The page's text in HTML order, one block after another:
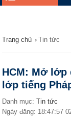
Trang chủ › Tin tức
HCM: Mở lớp
lớp tiếng
Danh mục:Tin tức
Ngày đăng: 18:47:57